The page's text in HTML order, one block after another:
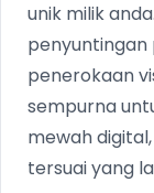
unik milik
penerokaan
sempurna
mewah
tersuai yang